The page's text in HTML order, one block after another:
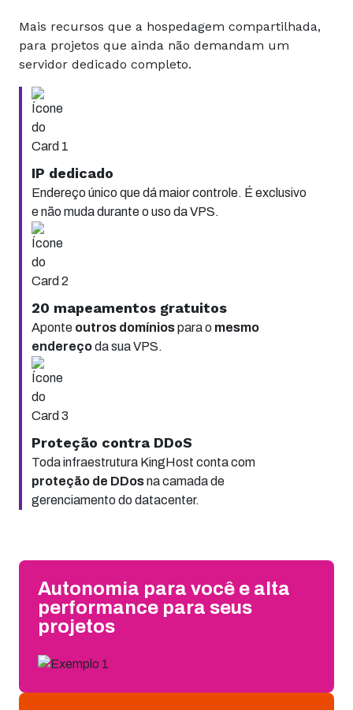
Mais recursos que a hospedagem compartilhada,
para projetos que ainda não demandam um
servidor dedicado completo.
IP dedicado
Endereço único que dá maior controle. É exclusivo
e não muda durante o uso da VPS.
20 mapeamentos gratuitos
Aponte outros domíniospara o mesmo
endereçoda sua VPS.
Proteção contra DDoS
Toda infraestrutura KingHost conta com
proteção de DDosna camada de
gerenciamento do datacenter.
Autonomia para você e alta
performance para seus
projetos